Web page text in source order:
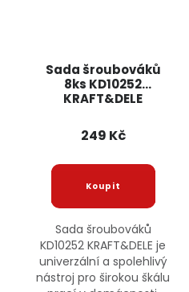
Sada šroubováků
8ks KD10252
KRAFT&DELE
249 Kč
Sada šroubováků
KD10252 KRAFT&DELE je
univerzální a spolehlivý
nástroj pro širokou škálu